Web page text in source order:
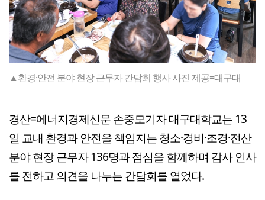
▲환경·안전 분야 현장 근무자 간담회 행사 사진 제공=대구대
경산=에너지경제신문 손중모기자 대구대학교는 13
일 교내 환경과 안전을 책임지는 청소·경비·조경·전산
분야 현장 근무자 136명과 점심을 함께하며 감사 인사
를 전하고 의견을 나누는 간담회를 열었다.